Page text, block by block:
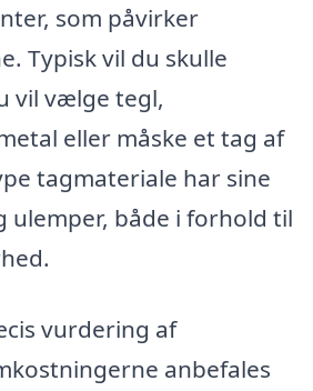
som påvirker
Typisk vil du skulle
vil vælge tegl,
eller måske et tag af
tagmateriale har sine
ulemper, både i forhold til
vurdering af
anbefales